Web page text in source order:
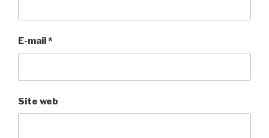
E-mail *
Site web